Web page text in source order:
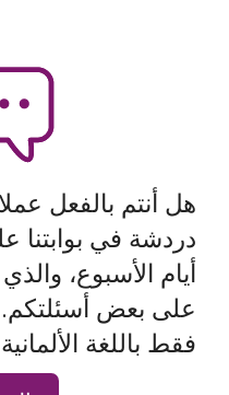
هل أنتم بالفعل
دردشة في بوابتنا
أيام الأسبوع، والذي
على بعض أسئلتكم.
فقط باللغة